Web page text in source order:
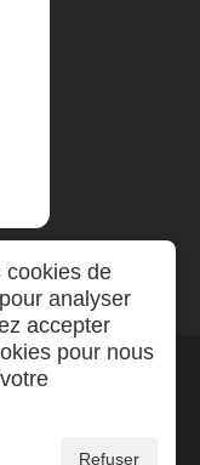
cookies de
analyser
accepter
pour nous
Refuser